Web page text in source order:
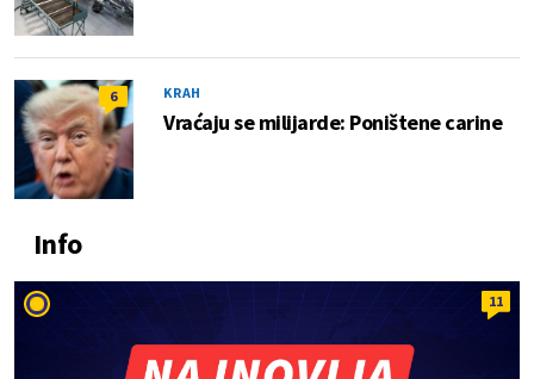
6 KRAH
Vraćaju se milijarde: Poništene carine
Info
11